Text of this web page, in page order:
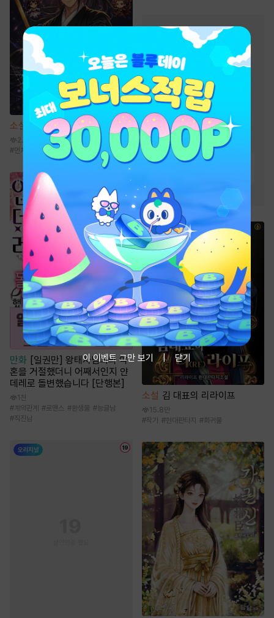
소설 무공 파훼법의 천재
2.9만
#먼치킨 통쾌함 회귀물 마교 #책사
만화
[일권만] 왕태자님과의 약
혼을 거절했더니 어째서인지 얀
데레로 돌변했습니다 [단행본]
1천
# 계약관계 #로맨스 # 환생물 #능글남
#직진남
판타지 소설
#스포츠물
#전문직 #회귀물
#게임시스템 #환생물
#경영/기업 #먼치킨
#재벌물 #시스템
#차원이동물
비장함
#전쟁물 #통쾌함
#복수물
소설 김 대표의 리라이프
15.8만
#작가 #현대판타지 #회귀물
이 이벤트 그만 보기 닫기